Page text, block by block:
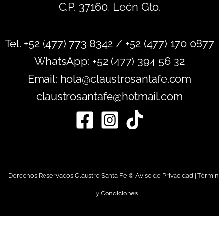
C.P. 37160, León Gto.
Tel. +52 (477) 773 8342 / +52 (477) 170 0877
WhatsApp: +52 (477) 394 56 32
Email: hola@claustrosantafe.com
claustrosantafe@hotmail.com
Derechos Reservados Claustro Santa Fe ©Aviso de Privacidad |
y Condiciones